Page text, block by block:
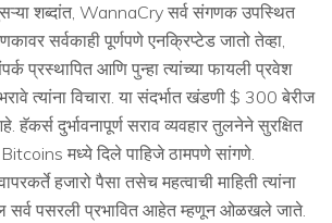
शब्दांत, WannaCry सर्व संगणक उपस्थित
सर्वकाही पूर्णपणे एनक्रिप्टेड जातो तेव्हा,
प्रस्थापित आणि पुन्हा त्यांच्या फायली प्रवेश
त्यांना विचारा. या संदर्भात खंडणी $ 300 बेरीज
दुर्भावनापूर्ण सराव व्यवहार तुलनेने सुरक्षित
मध्ये दिले पाहिजे ठामपणे सांगणे.
हजारो पैसा तसेच महत्वाची माहिती त्यांना
सर्व पसरली प्रभावित आहेत म्हणून ओळखले जाते.